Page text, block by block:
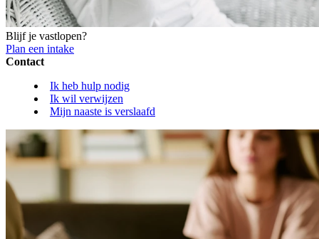
Blijf je vastlopen?
Plan een intake
Contact
Ik heb hulp nodig
Ik wil verwijzen
Mijn naaste is verslaafd